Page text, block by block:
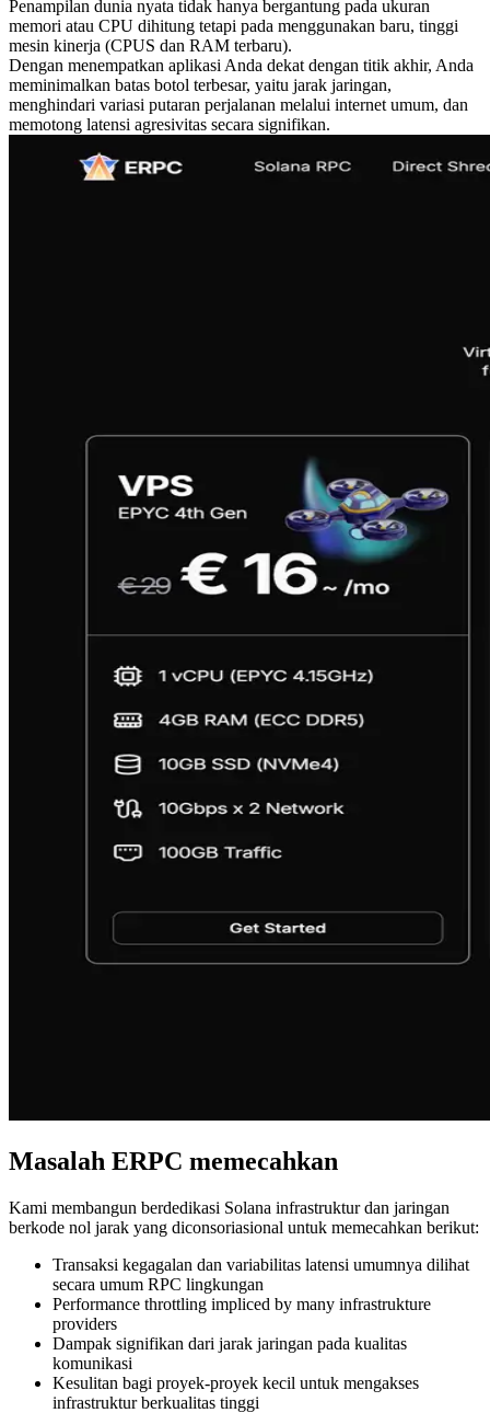
Penampilan dunia nyata tidak hanya bergantung pada ukuran
memori atau CPU dihitung tetapi pada menggunakan baru, tinggi
mesin kinerja (CPUS dan RAM terbaru).
Dengan menempatkan aplikasi Anda dekat dengan titik akhir, Anda
meminimalkan batas botol terbesar, yaitu jarak jaringan,
menghindari variasi putaran perjalanan melalui internet umum, dan
memotong latensi agresivitas secara signifikan.
Masalah ERPC memecahkan
Kami membangun berdedikasi Solana infrastruktur dan jaringan
berkode nol jarak yang diconsoriasional untuk memecahkan berikut:
Transaksi kegagalan dan variabilitas latensi umumnya dilihat
secara umum RPC lingkungan
Performance throttling impliced by many infrastrukture
providers
Dampak signifikan dari jarak jaringan pada kualitas
komunikasi
Kesulitan bagi proyek-proyek kecil untuk mengakses
infrastruktur berkualitas tinggi